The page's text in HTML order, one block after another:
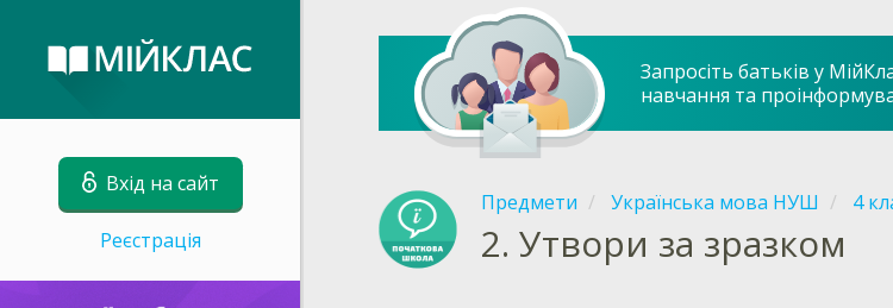
Вхід на сайт
Реєстрація
Запросіть батьків у
навчання та
Предмети Українська мова НУШ 4
2. Утвори за зразком